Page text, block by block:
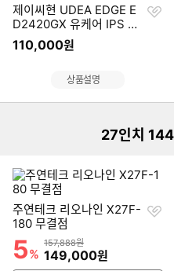
제이씨현 UDEA EDGE E
D2420GX 유케어 IPS 홈
게임 144
110,000원
찜
상품설명
27인치
주연테크 리오나인 X27F-
180 무결점
할인률
5%
상품금액
157,888원
할인금액
149,000원
찜